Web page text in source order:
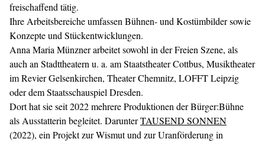
freischaffend tätig.
Ihre Arbeitsbereiche umfassen Bühnen- und Kostümbilder sowie
Konzepte und Stückentwicklungen.
Anna Maria Münzner arbeitet sowohl in der Freien Szene, als
auch an Stadttheatern u. a. am Staatstheater Cottbus, Musiktheater
im Revier Gelsenkirchen, Theater Chemnitz, LOFFT Leipzig
oder dem Staatsschauspiel Dresden.
Dort hat sie seit 2022 mehrere Produktionen der Bürger:Bühne
als Ausstatterin begleitet. DarunterTAUSEND SONNEN
(2022), ein Projekt zur Wismut und zur Uranförderung in